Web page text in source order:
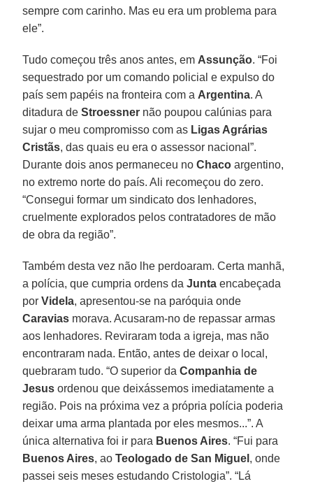
sempre com carinho. Mas eu era um problema para
ele”.
Tudo começou três anos antes, em Assunção. “Foi
sequestrado por um comando policial e expulso do
país sem papéis na fronteira com a Argentina. A
ditadura deStroessner não poupou calúnias para
sujar o meu compromisso com as Ligas Agrárias
Cristãs, das quais eu era o assessor nacional”.
Durante dois anos permaneceu noChaco argentino,
no extremo norte do país. Ali recomeçou do zero.
“Consegui formar um sindicato dos lenhadores,
cruelmente explorados pelos contratadores de mão
de obra da região”.
Também desta vez não lhe perdoaram. Certa manhã,
a polícia, que cumpria ordens daJunta encabeçada
porVidela, apresentou-se na paróquia onde
Caravias morava. Acusaram-no de repassar armas
aos lenhadores. Reviraram toda a igreja, mas não
encontraram nada. Então, antes de deixar o local,
quebraram tudo. “O superior daCompanhia de
Jesus ordenou que deixássemos imediatamente a
região. Pois na próxima vez a própria polícia poderia
deixar uma arma plantada por eles mesmos...”. A
única alternativa foi ir para Buenos Aires. “Fui para
Buenos Aires, aoTeologado de San Miguel , onde
passei seis meses estudando Cristologia”. “Lá